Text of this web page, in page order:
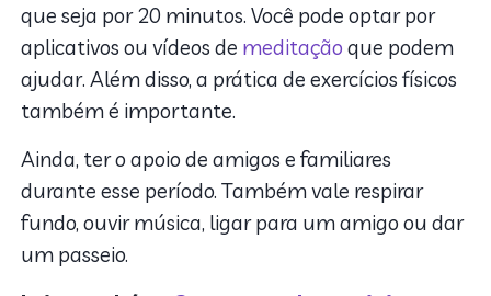
que seja por 20 minutos. Você pode optar por
aplicativos ou vídeos de meditação que podem
ajudar. Além disso, a prática de exercícios físicos
também é importante.
Ainda, ter o apoio de amigos e familiares
durante esse período. Também vale respirar
fundo, ouvir música, ligar para um amigo ou dar
um passeio.